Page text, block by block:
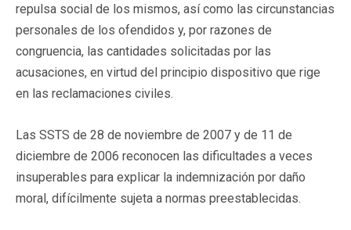
repulsa social de los mismos, así como las circunstancias
personales de los ofendidos y, por razones de
congruencia, las cantidades solicitadas por las
acusaciones, en virtud del principio dispositivo que rige
en las reclamaciones civiles.
Las SSTS de 28 de noviembre de 2007 y de 11 de
diciembre de 2006 reconocen las dificultades a veces
insuperables para explicar la indemnización por daño
moral, difícilmente sujeta a normas preestablecidas.